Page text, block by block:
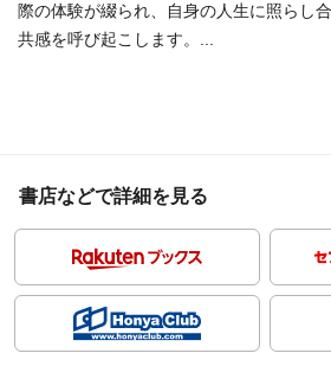
際の体験が綴られ、自身の人生に照らし
共感を呼び起こします。...
書店などで詳細を見る